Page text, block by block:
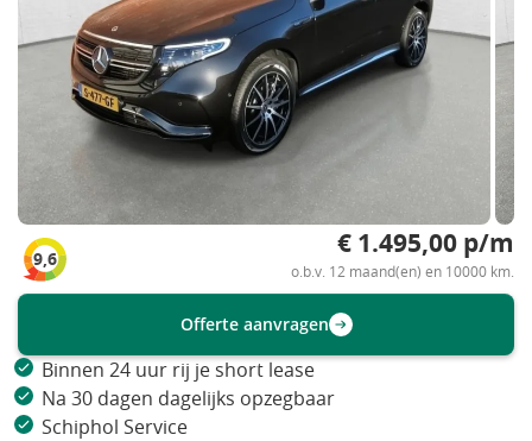
9,6 € 1.495,00 p/m
o.b.v. 12 maand(en) en 10000 km.
Offerte aanvragen
Binnen 24 uur rij je short lease
Na 30 dagen dagelijks opzegbaar
Schiphol Service